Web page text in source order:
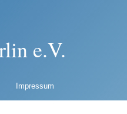
e.V.
Impressum